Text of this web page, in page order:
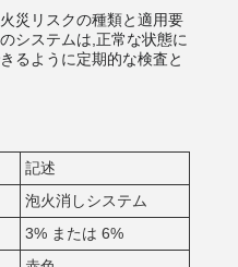
災リスクの種類と適用要
システムは,正常な状態に
るように定期的な検査と
記述
泡火消しシステム
3% または 6%